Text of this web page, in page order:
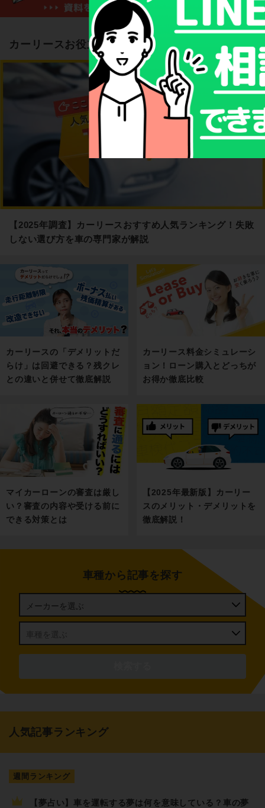
カーリースお役立ち記事
【2025年調査】カーリースおすすめ人気ランキング！失敗
しない選び方を車の専門家が解説
カーリースの「デメリットだ
らけ」は回避できる？残クレ
との違いと併せて徹底解説
カーリース料金シミュレーシ
ョン！ローン購入とどっちが
お得か徹底比較
マイカーローンの審査は厳し
い？審査の内容や受ける前に
できる対策とは
【2025年最新版】カーリー
スのメリット・デメリットを
徹底解説！
車種から記事を探す
人気記事ランキング
週間ランキング
【夢占い】車を運転する夢は何を意味している？車の夢